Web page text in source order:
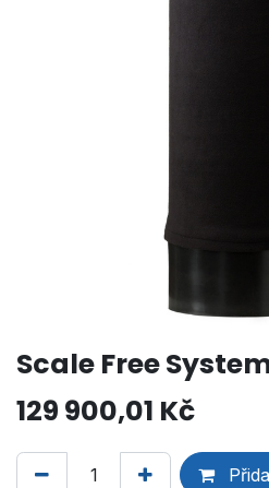
Scale Free
129 900,01 Kč